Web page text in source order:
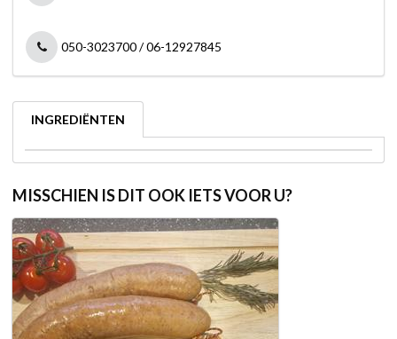
050-3023700 / 06-12927845
INGREDIËNTEN
MISSCHIEN IS DIT OOK IETS VOOR U?